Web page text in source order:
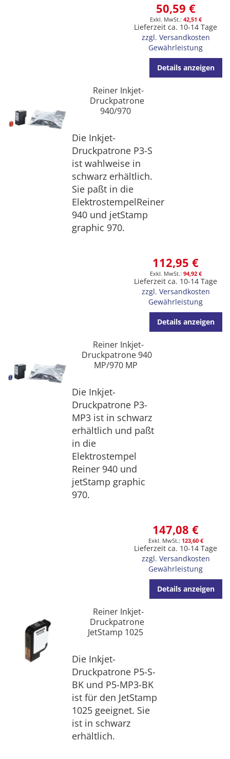
50,59 €
42,51 €
Lieferzeit ca. 10-14 Tage
zzgl. Versandkosten
Gewährleistung
Details anzeigen
Reiner Inkjet-
Druckpatrone
940/970
Die Inkjet-
Druckpatrone P3-S
ist wahlweise in
schwarz erhältlich.
Sie paßt in die
ElektrostempelReiner
940 und jetStamp
graphic 970.
112,95 €
94,92 €
Lieferzeit ca. 10-14 Tage
zzgl. Versandkosten
Gewährleistung
Details anzeigen
Reiner Inkjet-
Druckpatrone 940
MP/970 MP
Die Inkjet-
Druckpatrone P3-
MP3 ist in schwarz
erhältlich und paßt
in die
Elektrostempel
Reiner 940 und
jetStamp graphic
970.
147,08 €
123,60 €
Lieferzeit ca. 10-14 Tage
zzgl. Versandkosten
Gewährleistung
Details anzeigen
Reiner Inkjet-
Druckpatrone
JetStamp 1025
Die Inkjet-
Druckpatrone P5-S-
BK und P5-MP3-BK
ist für den JetStamp
1025 geeignet. Sie
ist in schwarz
erhältlich.